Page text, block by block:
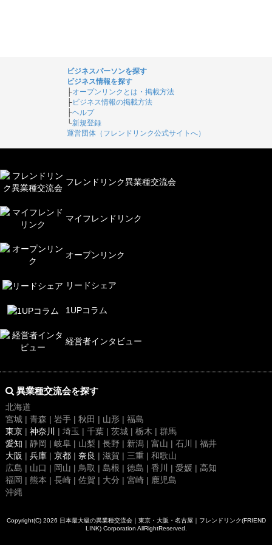
ビジネスパーソンを探す
ビジネス情報を探す
├オープンリンクとは・掲載方法
├ビジネス情報の掲載方法
├ヘルプ
└新規登録
運営団体（フレンドリンク公式サイトへ）
フレンドリンク異業種交流会
マイフレンドリンク
オープンリンク
リードシェア
1UPコラム
経営者インタビュー
異業種交流会を探す
北海道
宮城 | 青森 | 岩手 | 秋田 | 山形 | 福島
東京| 神奈川
| 埼玉 | 千葉 | 茨城 | 栃木 | 群馬
愛知 | 静岡 | 岐阜 | 山梨 | 長野 | 新潟 | 富山 | 石川 | 福井
大阪 | 兵庫| 京都| 奈良 | 滋賀 | 三重 | 和歌山
広島 | 山口 | 岡山 | 鳥取 | 島根 | 徳島 | 香川 | 愛媛 | 高知
福岡 | 熊本 | 長崎 | 佐賀 | 大分 | 宮崎 | 鹿児島
沖縄
Copyright(C) 2026 日本最大級の異業種交流会｜東京・大阪・名古屋｜フレンドリンク(FRIEND
LINK)Corporation AllRightReserved.